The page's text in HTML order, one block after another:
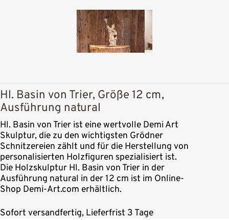
Hl. Basin von Trier, Größe 12 cm,
Ausführung natural
Hl. Basin von Trier ist eine wertvolle Demi Art
Skulptur, die zu den wichtigsten Grödner
Schnitzereien zählt und für die Herstellung von
personalisierten Holzfiguren spezialisiert ist.
Die Holzskulptur Hl. Basin von Trier in der
Ausführung natural in der 12 cm ist im Online-
Shop Demi-Art.com erhältlich.
Sofort versandfertig, Lieferfrist 3 Tage